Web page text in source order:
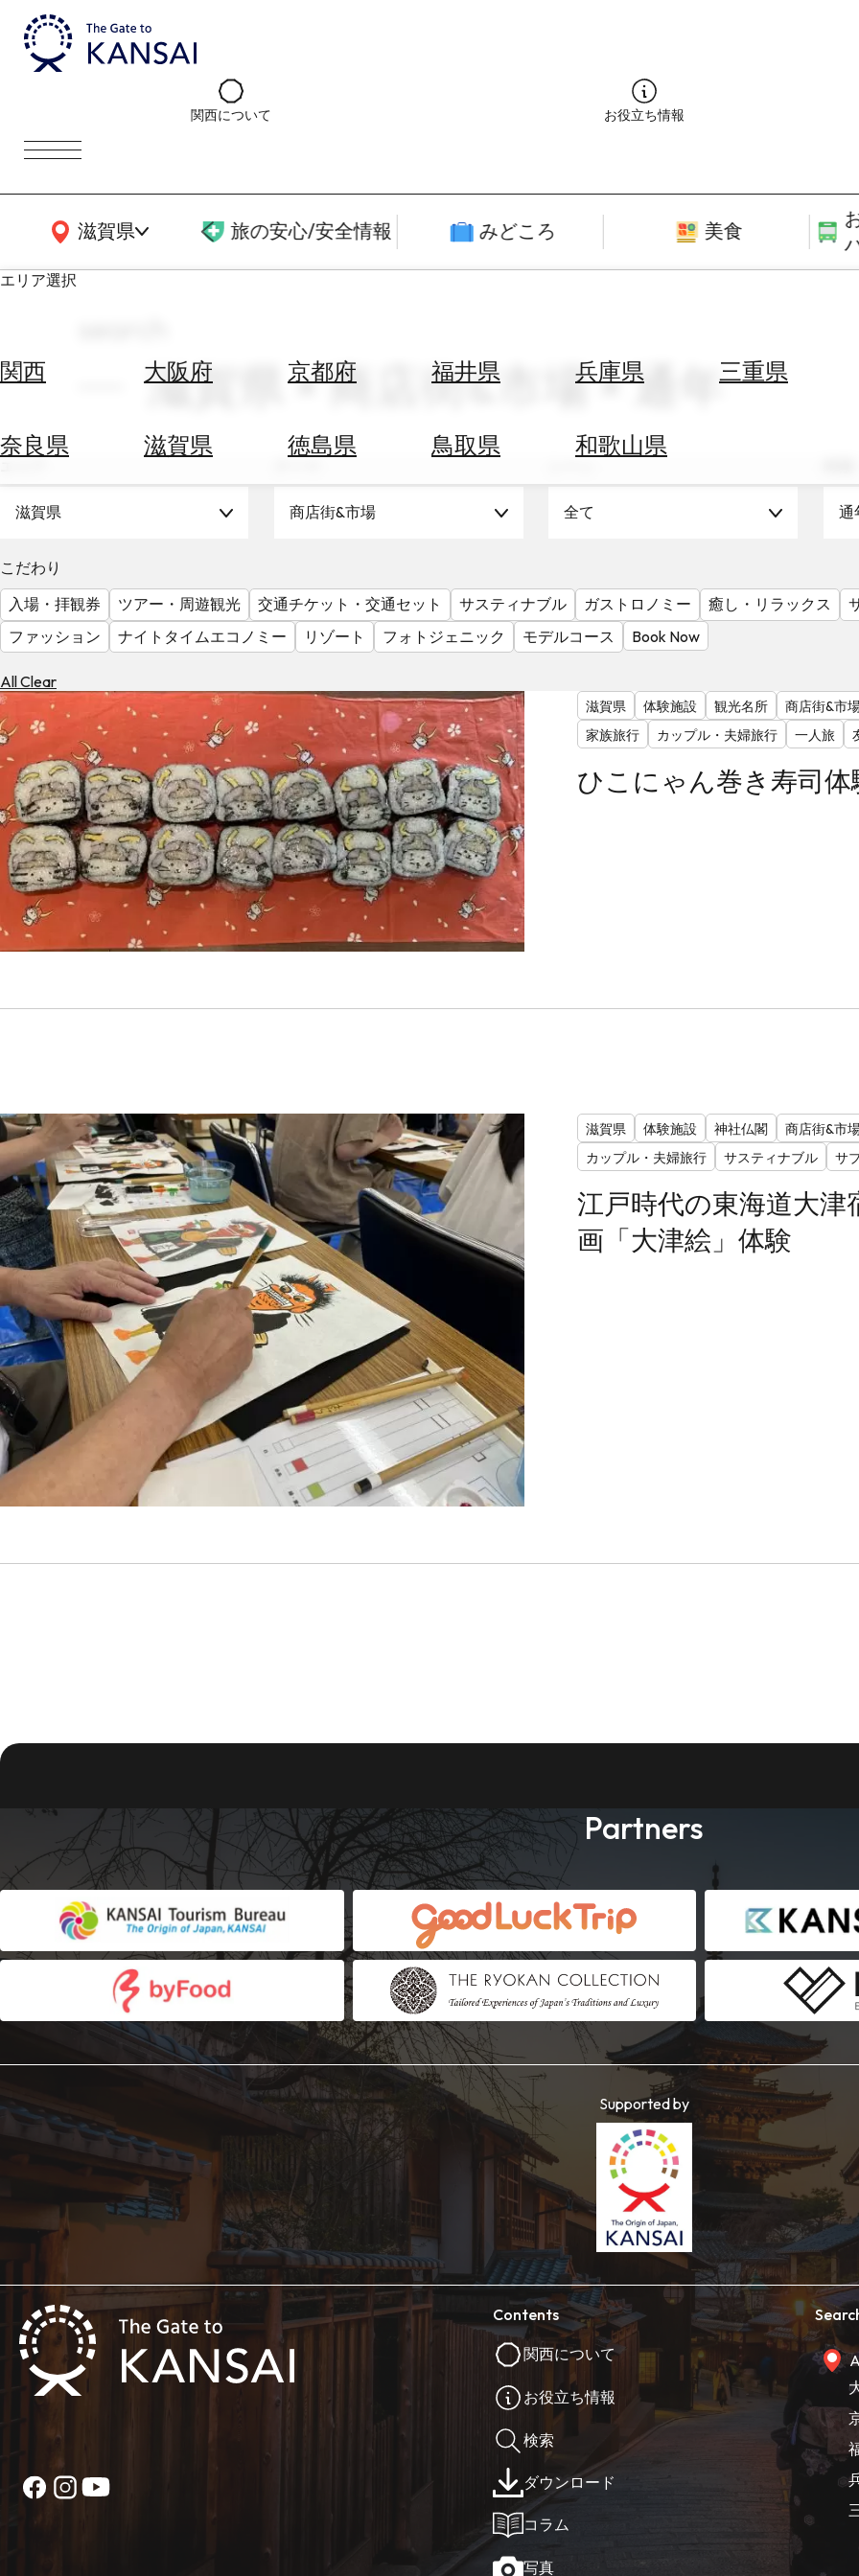
関西について お役立ち情報
滋賀県
関西広域MAP 旅の安心/安全情報 みどころ 美食
エリア選択
関西 大阪府 京都府 福井県 兵庫県 三重県
奈良県 滋賀県 徳島県 鳥取県 和歌山県
ホ
す
替
を
調
べ
天
を
見
る
滋賀県 × 商店街&市場 × 通年
滋賀県 商店街&市場 全て 通
こだわり
入場・拝観券
ツアー・周遊観光 交通チケット・交通セット サスティナブル ガストロノミー 癒し・リラックス
ファッション
ナイトタイムエコノミー リゾート フォトジェニック モデルコース Book Now
All Clear
滋賀県 体験施設 観光名所 商店街&市
家族旅行
カップル・夫婦旅行 一人旅
ひこにゃん巻き寿司体
滋賀県 体験施設 神社仏閣 商店街&市
カップル・夫婦旅行
サスティナブル サ
江戸時代の東海道大津
画「大津絵」体験
Partners
Supported by
Contents
関西について
お役立ち情報
検索
ダウンロード
コラム
写真